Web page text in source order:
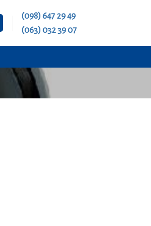
(098) 647 29 49
(063) 032 39 07